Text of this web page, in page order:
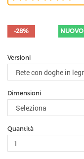
-28% NUOVO
Versioni
Dimensioni
Quantità